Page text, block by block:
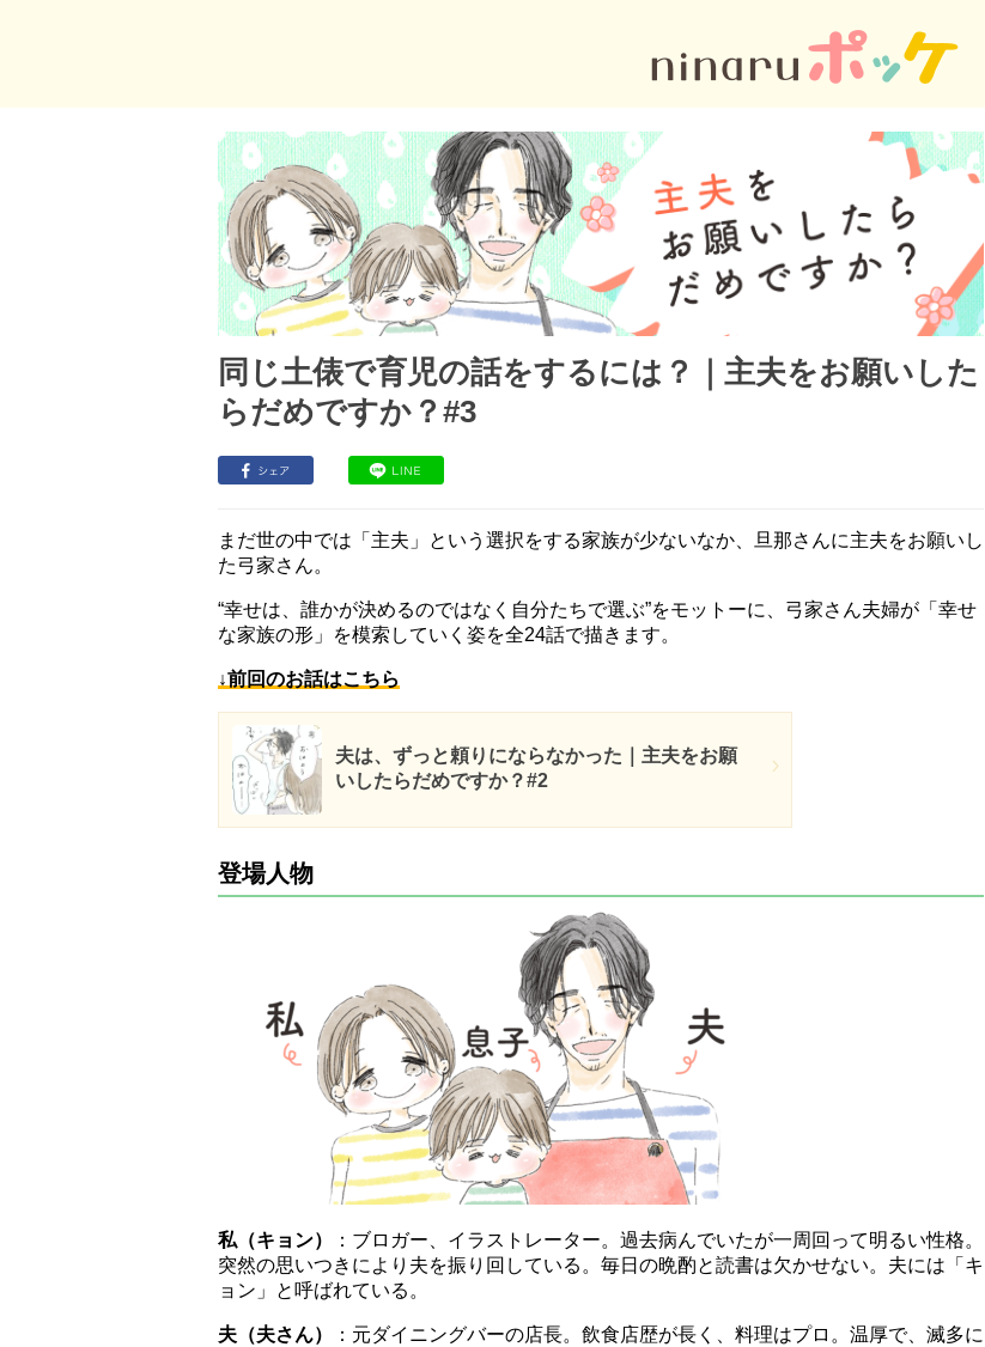
同じ土俵で育児の話をするには？｜主夫をお願いした
らだめですか？#3
まだ世の中では「主夫」という選択をする家族が少ないなか、旦那さんに主夫をお願いし
た弓家さん。
“幸せは、誰かが決めるのではなく自分たちで選ぶ”をモットーに、弓家さん夫婦が「幸せ
な家族の形」を模索していく姿を全24話で描きます。
↓前回のお話はこちら
夫は、ずっと頼りにならなかった｜主夫をお願
いしたらだめですか？#2
登場人物
私（キョン）
：ブロガー、イラストレーター。過去病んでいたが一周回って明るい性格。
突然の思いつきにより夫を振り回している。毎日の晩酌と読書は欠かせない。夫には「キ
ョン」と呼ばれている。
夫（夫さん）
：元ダイニングバーの店長。飲食店歴が長く、料理はプロ。温厚で、滅多に